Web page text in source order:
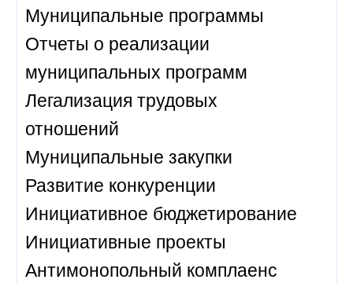
Муниципальные программы
Отчеты о реализации
муниципальных программ
Легализация трудовых
отношений
Муниципальные закупки
Развитие конкуренции
Инициативное бюджетирование
Инициативные проекты
Антимонопольный комплаенс